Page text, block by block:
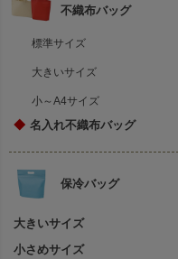
不織布バッグ
標準サイズ
大きいサイズ
小～A4サイズ
◆ 名入れ不織布バッグ
保冷バッグ
大きいサイズ
小さめサイズ